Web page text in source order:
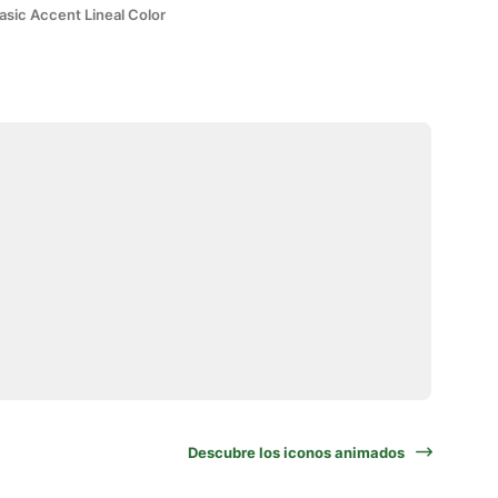
Accent Lineal Color
Descubre los iconos animados